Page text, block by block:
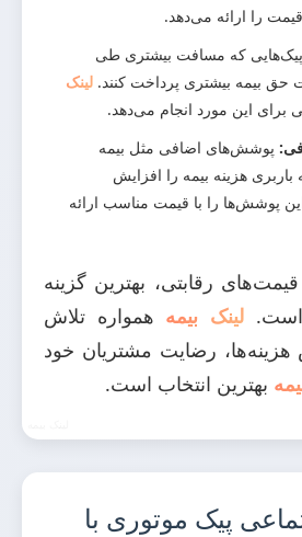
قیمت را ارائه می‌دهد.
پیک‌هایی که مسافت بیشتری طی
بیمه بیشتری پرداخت کنند. لینک
برای این مورد انجام می‌دهد.
پوشش‌های اضافی مثل بیمه
باربری هزینه بیمه را افزایش
پوشش‌ها را با قیمت مناسب ارائه
قیمت‌های رقابتی، بهترین گزینه
است. لینک بیمه همواره تلاش
هزینه‌ها، رضایت مشتریان خود
بهترین انتخاب است.
پیک موتوری با